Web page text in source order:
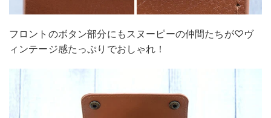
フロントのボタン部分にもスヌーピーの仲間たちが♡ヴ
ィンテージ感たっぷりでおしゃれ！